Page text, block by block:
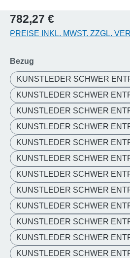
Regulärer Preis:
782,27 €
PREISE INKL. MWST. ZZGL.
Bezug
KUNSTLEDER SCHWER
KUNSTLEDER SCHWER
KUNSTLEDER SCHWER
KUNSTLEDER SCHWER
KUNSTLEDER SCHWER
KUNSTLEDER SCHWER
KUNSTLEDER SCHWER
KUNSTLEDER SCHWER
KUNSTLEDER SCHWER
KUNSTLEDER SCHWER
KUNSTLEDER SCHWER
KUNSTLEDER SCHWER